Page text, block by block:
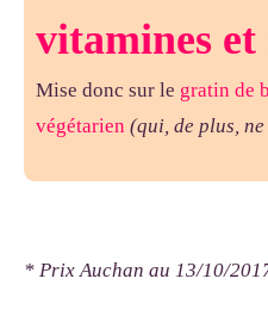
vitamines
Mise donc sur le gratin de
végétarien (qui, de plus,
* Prix Auchan au 13/10/